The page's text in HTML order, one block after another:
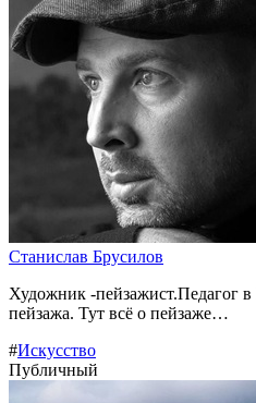
Станислав Брусилов
Художник -пейзажист.Педагог
пейзажа. Тут всё о пейзаже…
#Искусство
Публичный